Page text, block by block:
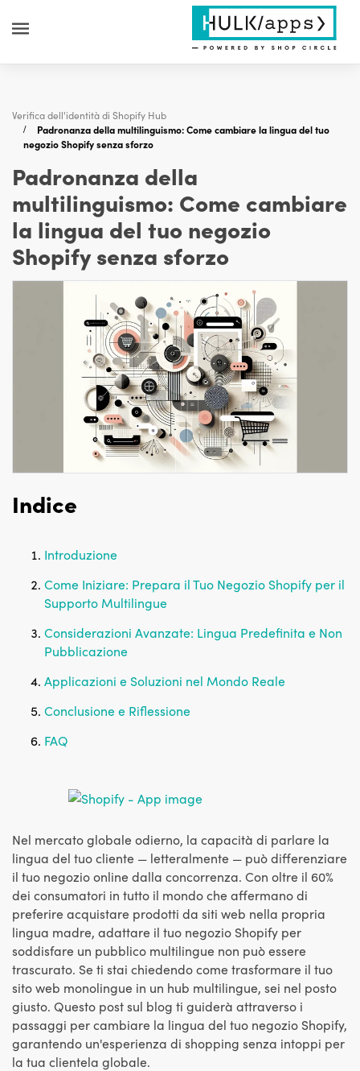
Verifica dell'identità di Shopify Hub
Padronanza della multilinguismo: Come cambiare la lingua del tuo
negozio Shopify senza sforzo
Padronanza della
multilinguismo: Come cambiare
la lingua del tuo negozio
Shopify senza sforzo
Indice
Introduzione
Come Iniziare: Prepara il Tuo Negozio Shopify per il
Supporto Multilingue
Considerazioni Avanzate: Lingua Predefinita e Non
Pubblicazione
Applicazioni e Soluzioni nel Mondo Reale
Conclusione e Riflessione
FAQ
Nel mercato globale odierno, la capacità di parlare la
lingua del tuo cliente — letteralmente — può differenziare
il tuo negozio online dalla concorrenza. Con oltre il 60%
dei consumatori in tutto il mondo che affermano di
preferire acquistare prodotti da siti web nella propria
lingua madre, adattare il tuo negozio Shopify per
soddisfare un pubblico multilingue non può essere
trascurato. Se ti stai chiedendo come trasformare il tuo
sito web monolingue in un hub multilingue, sei nel posto
giusto. Questo post sul blog ti guiderà attraverso i
passaggi per cambiare la lingua del tuo negozio Shopify,
garantendo un'esperienza di shopping senza intoppi per
la tua clientela globale.